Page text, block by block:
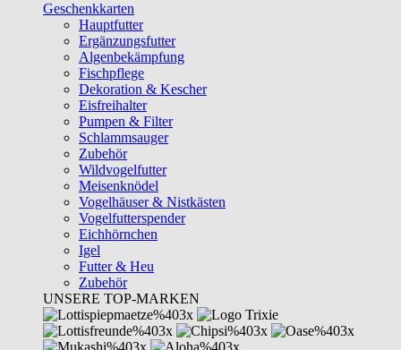
Geschenkkarten
Hauptfutter
Ergänzungsfutter
Algenbekämpfung
Fischpflege
Dekoration & Kescher
Eisfreihalter
Pumpen & Filter
Schlammsauger
Zubehör
Wildvogelfutter
Meisenknödel
Vogelhäuser & Nistkästen
Vogelfutterspender
Eichhörnchen
Igel
Futter & Heu
Zubehör
UNSERE TOP-MARKEN